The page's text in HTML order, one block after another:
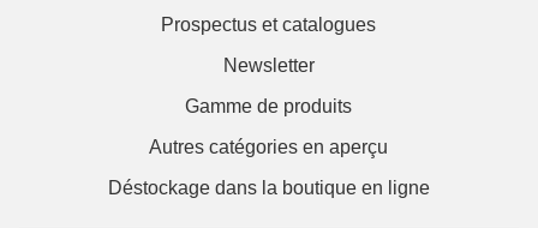
Prospectus et catalogues
Newsletter
Gamme de produits
Autres catégories en aperçu
Déstockage dans la boutique en ligne